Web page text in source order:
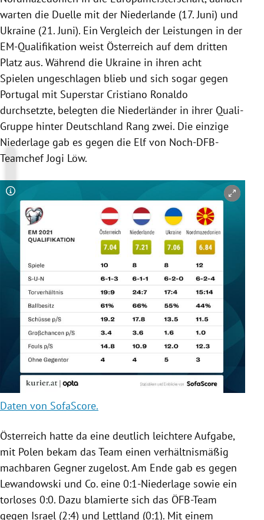
warten die Duelle mit der Niederlande (17. Juni) und
Ukraine (21. Juni). Ein Vergleich der Leistungen in der
EM-Qualifikation weist Österreich auf dem dritten
Platz aus. Während die Ukraine in ihren acht
Spielen ungeschlagen blieb und sich sogar gegen
Portugal mit Superstar Cristiano Ronaldo
durchsetzte, belegten die Niederländer in ihrer Quali-
Gruppe hinter Deutschland Rang zwei. Die einzige
Niederlage gab es gegen die Elf von Noch-DFB-
Teamchef Jogi Löw.
Copyright-Hinweis öffnen/schließen
Daten von SofaScore.
Österreich hatte da eine deutlich leichtere Aufgabe,
mit Polen bekam das Team einen verhältnismäßig
machbaren Gegner zugelost. Am Ende gab es gegen
Lewandowski und Co. eine 0:1-Niederlage sowie ein
torloses 0:0. Dazu blamierte sich das ÖFB-Team
gegen Israel (2:4) und Lettland (0:1). Mit einem